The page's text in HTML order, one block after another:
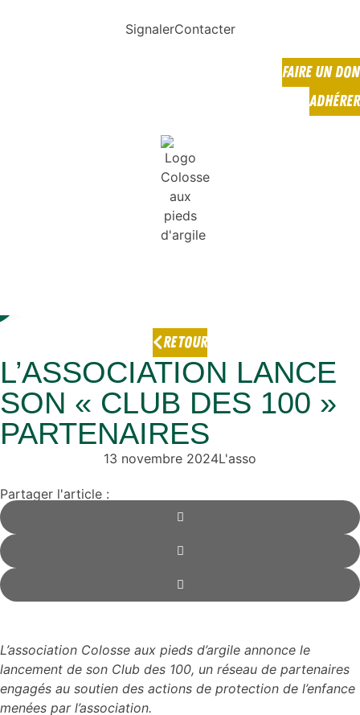
SignalerContacter
FAIRE UN DON
ADHÉRER
RETOUR
L’ASSOCIATION LANCE
SON « CLUB DES 100 »
PARTENAIRES
13 novembre 2024L'asso
Partager l'article :
L’association Colosse aux pieds d’argile annonce le
lancement de son Club des 100, un réseau de partenaires
engagés au soutien des actions de protection de l’enfance
menées par l’association.